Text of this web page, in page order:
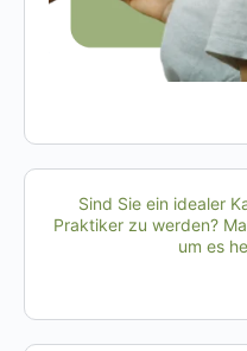
Sind Sie ein idealer
Praktiker zu werden?
um es